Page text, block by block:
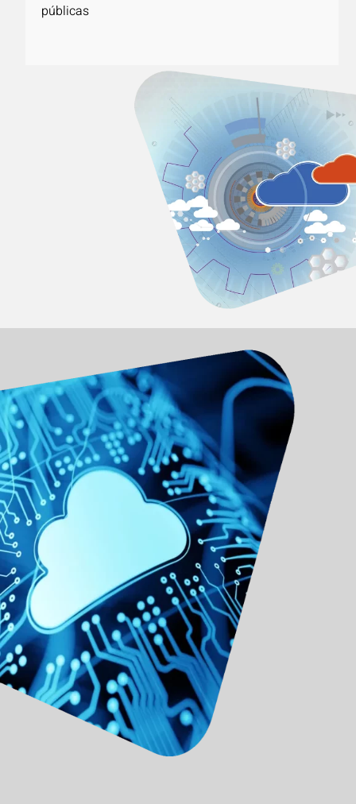
públicas